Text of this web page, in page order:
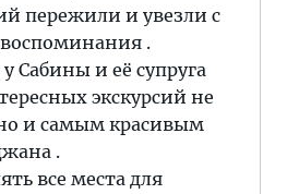
пережили и увезли с
.
Сабины и её супруга
экскурсий не
и самым красивым
.
все места для